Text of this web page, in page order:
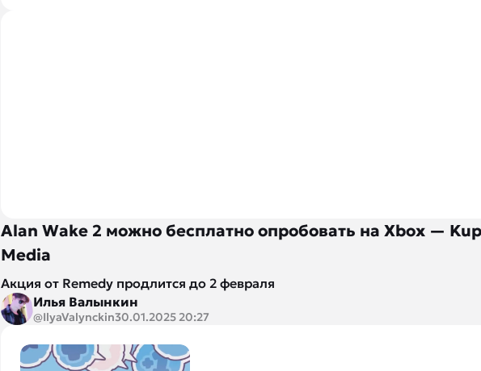
Alan Wake 2 можно бесплатно опробовать на Xbox —
Media
Акция от Remedy продлится до 2 февраля
Илья Валынкин
@IlyaValynckin30.01.2025 20:27